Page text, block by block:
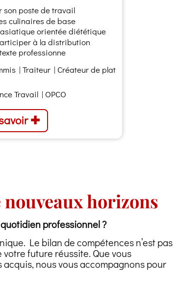
son poste de travail
culinaires de base
orientée diététique
à la distribution
professionne
| Traiteur | Créateur de plat
Travail | OPCO
✚
horizons
professionnel ?
Le bilan de compétences n’est pas
future réussite. Que vous
nous vous accompagnons pour